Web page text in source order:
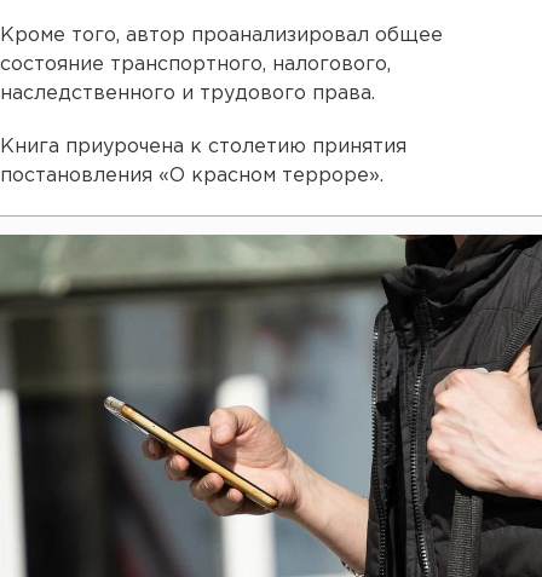
Кроме того, автор проанализировал общее
состояние транспортного, налогового,
наследственного и трудового права.
Книга приурочена к столетию принятия
постановления «О красном терроре».